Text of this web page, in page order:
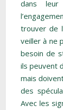
dans
trouver de
veiller à ne
besoin de
ils peuvent
mais
des
Avec les